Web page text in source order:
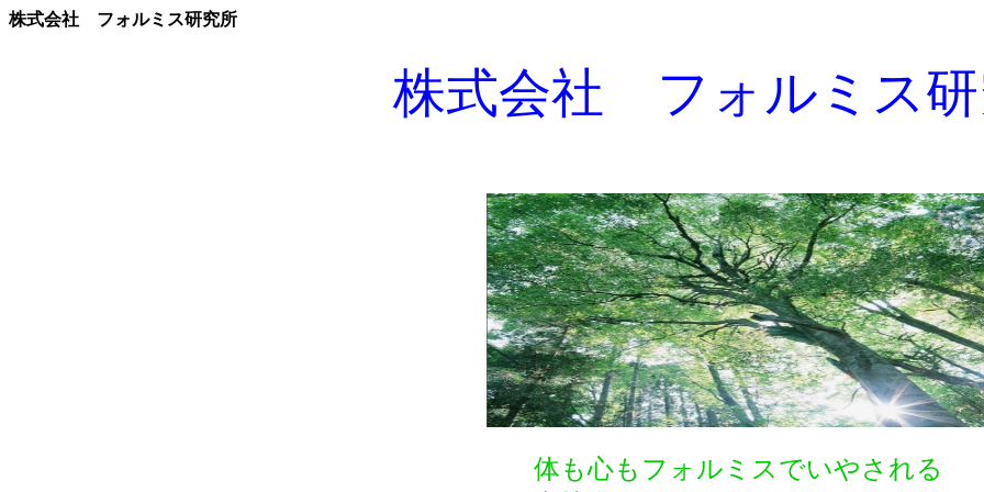
株式会社 フォルミス研究所
株式会社 フォルミス
体も心もフォルミスでいやされる